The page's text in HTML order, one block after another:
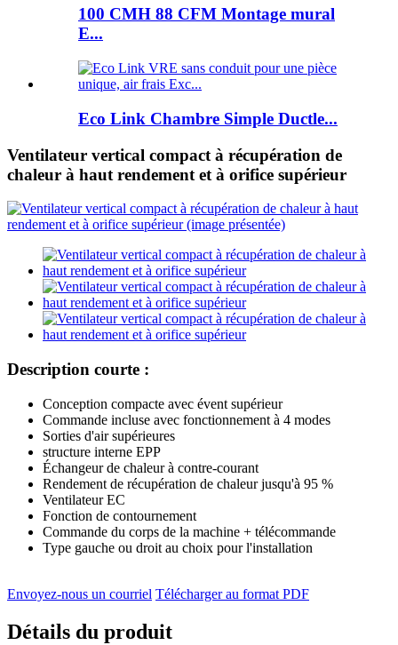
100 CMH 88 CFM Montage mural
E...
Eco Link Chambre Simple Ductle...
Ventilateur vertical compact à récupération de
chaleur à haut rendement et à orifice supérieur
Description courte :
Conception compacte avec évent supérieur
Commande incluse avec fonctionnement à 4 modes
Sorties d'air supérieures
structure interne EPP
Échangeur de chaleur à contre-courant
Rendement de récupération de chaleur jusqu'à 95 %
Ventilateur EC
Fonction de contournement
Commande du corps de la machine + télécommande
Type gauche ou droit au choix pour l'installation
Envoyez-nous un courriel Télécharger au format PDF
Détails du produit